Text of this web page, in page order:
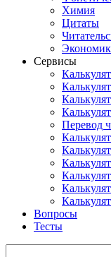
Химия
Цитаты
Сервисы
Перевод
Вопросы
Тесты